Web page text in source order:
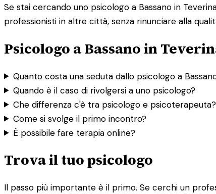
Se stai cercando uno psicologo a Bassano in
professionisti in altre città, senza rinunciare alla
Psicologo a Bassano in
Quanto costa una seduta dallo psicologo a
Quando è il caso di rivolgersi a uno psicologo?
Che differenza c'è tra psicologo e psicoterapeuta?
Come si svolge il primo incontro?
È possibile fare terapia online?
Trova il tuo psicologo
Il passo più importante è il primo. Se cerchi un